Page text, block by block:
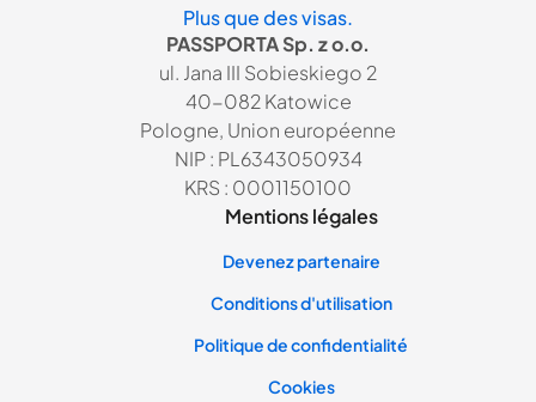
Plus que des visas.
PASSPORTA Sp. z o.o.
ul. Jana III Sobieskiego 2
40-082 Katowice
Pologne, Union européenne
NIP : PL6343050934
KRS : 0001150100
Mentions légales
Devenez partenaire
Conditions d'utilisation
Politique de confidentialité
Cookies